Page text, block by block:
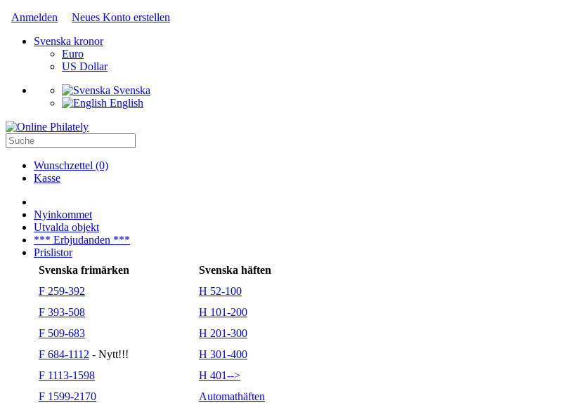
Anmelden
Neues Konto erstellen
Svenska kronor
Euro
US Dollar
Svenska
English
Wunschzettel (0)
Kasse
Nyinkommet
Utvalda objekt
*** Erbjudanden ***
Prislistor
Svenska frimärken
Svenska häften
F 259-392
H 52-100
F 393-508
H 101-200
F 509-683
H 201-300
F 684-1112 - Nytt!!!
H 301-400
F 1113-1598
H 401-->
F 1599-2170
Automathäften